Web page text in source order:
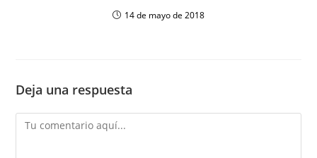
14 de mayo de 2018
Deja una respuesta